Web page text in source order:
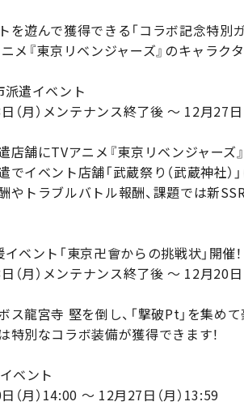
を遊んで獲得できる「コラボ記念特別
メ『東京リベンジャーズ』のキャラク
派遣イベント
（月）メンテナンス終了後 ～ 12月27日
店舗にTVアニメ『東京リベンジャーズ』
でイベント店舗「武蔵祭り（武蔵神社
やトラブルバトル報酬、課題では新
ベント「東京卍會からの挑戦状」開催！
（月）メンテナンス終了後 ～ 12月20日
ス龍宮寺 堅を倒し、「撃破Pt」を集め
特別なコラボ装備が獲得できます！
ベント
（月）14:00 ～ 12月27日（月）13:59